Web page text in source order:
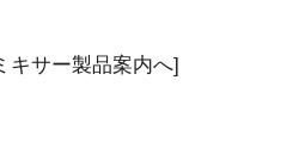
キサー製品案内へ]